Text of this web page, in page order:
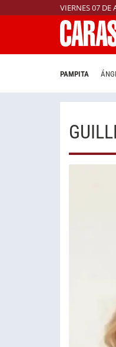
VIERNES 07 DE
PAMPITA